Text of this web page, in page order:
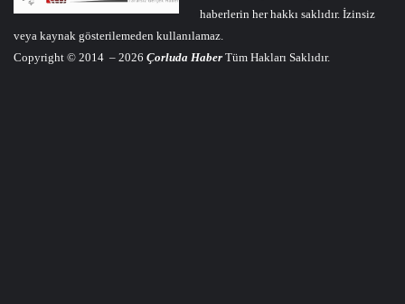
haberlerin her hakkı saklıdır. İzinsiz
veya kaynak gösterilemeden kullanılamaz.
Copyright © 2014 – 2026 Çorluda Haber Tüm Hakları Saklıdır.